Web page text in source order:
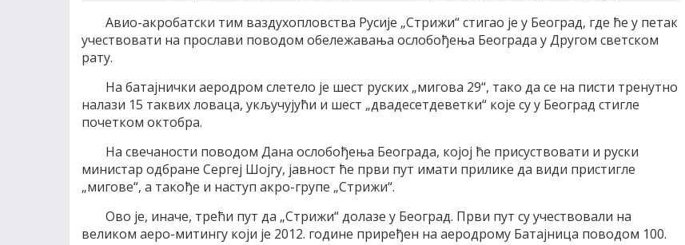
Aвио-акробатски тим ваздухопловства Русије „Стрижи“ стигао је у Београд, где ће у петак
учествовати на прослави поводом обележавања ослобођења Београда у Другом светском
рату.
На батајнички аеродром слетело је шест руских „мигова 29“, тако да се на писти тренутно
налази 15 таквих ловаца, укључујући и шест „двадесетдеветки“ које су у Београд стигле
почетком октобра.
На свечаности поводом Дана ослобођења Београда, којој ће присуствовати и руски
министар одбране Сергеј Шојгу, јавност ће први пут имати прилике да види пристигле
„мигове“, а такође и наступ акро-групе „Стрижи“.
Ово је, иначе, трећи пут да „Стрижи“ долазе у Београд. Први пут су учествовали на
великом аеро-митингу који је 2012. године приређен на аеродрому Батајница поводом 100.